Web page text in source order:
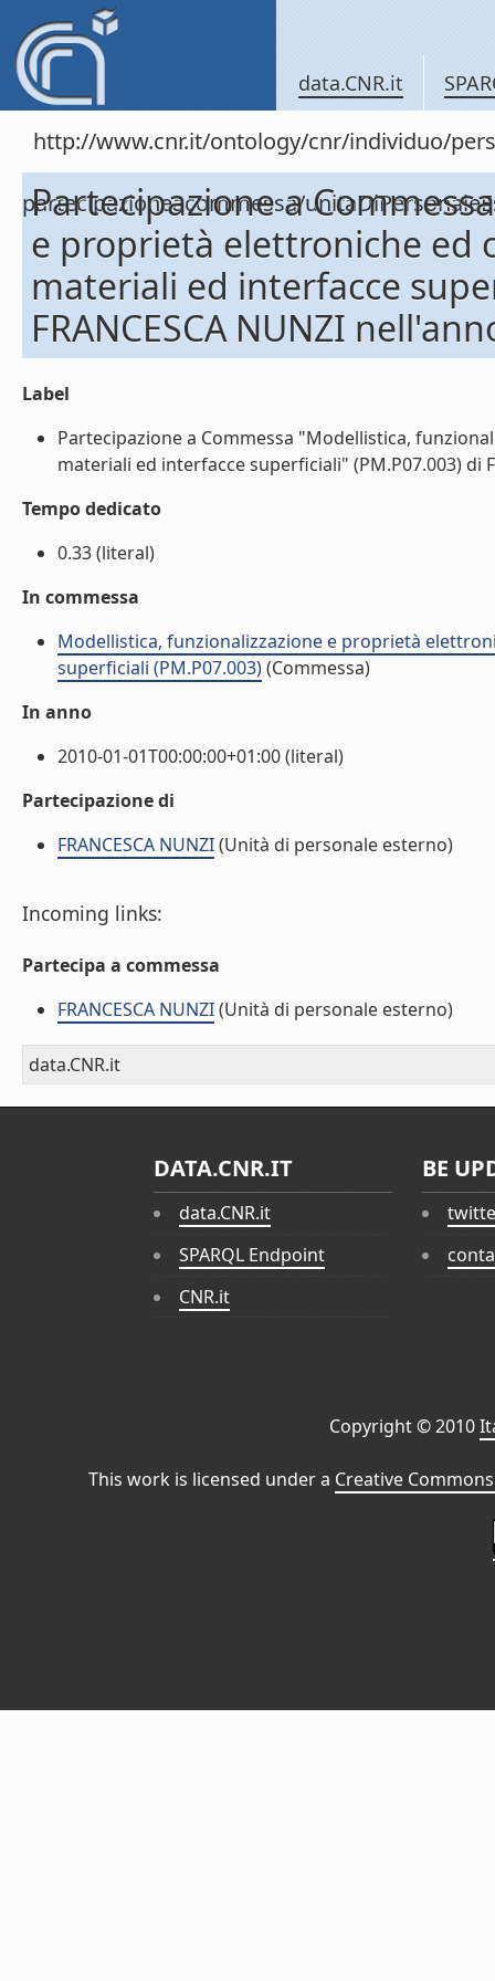
data.CNR.it
http://www.cnr.it/ontology/cnr/individuo/
partecipazioneacommessa/
Partecipazione a
e proprietà elettroniche ed
materiali ed interfacce
FRANCESCA NUNZI
Label
Partecipazione a Commessa "Modellistica,
materiali ed interfacce superficiali" (PM.P07.003) di
Tempo dedicato
0.33 (literal)
In commessa
Modellistica, funzionalizzazione e proprietà
superficiali (PM.P07.003)(Commessa)
In anno
2010-01-01T00:00:00+01:00 (literal)
Partecipazione di
FRANCESCA NUNZI(Unità di personale esterno)
Incoming links:
Partecipa a commessa
FRANCESCA NUNZI(Unità di personale esterno)
data.CNR.it
DATA.CNR.IT
data.CNR.it
SPARQL Endpoint
CNR.it
BE
Copyright © 2010
This work is licensed under a Creative